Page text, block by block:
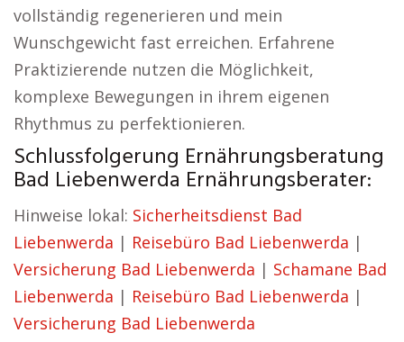
vollständig regenerieren und mein
Wunschgewicht fast erreichen. Erfahrene
Praktizierende nutzen die Möglichkeit,
komplexe Bewegungen in ihrem eigenen
Rhythmus zu perfektionieren.
Schlussfolgerung Ernährungsberatung
Bad Liebenwerda Ernährungsberater:
Hinweise lokal: Sicherheitsdienst Bad
Liebenwerda | Reisebüro Bad Liebenwerda |
Versicherung Bad Liebenwerda | Schamane Bad
Liebenwerda | Reisebüro Bad Liebenwerda |
Versicherung Bad Liebenwerda